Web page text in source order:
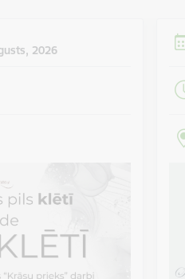
2026